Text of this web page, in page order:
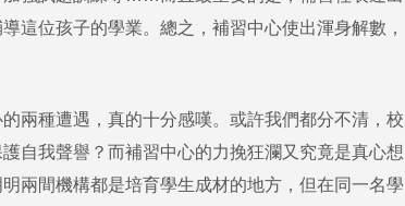
這位孩子的學業。總之，補習中心使出渾身解數，
兩種遭遇，真的十分感嘆。或許我們都分不清，校
自我聲譽？而補習中心的力挽狂瀾又究竟是真心想
兩間機構都是培育學生成材的地方，但在同一名學